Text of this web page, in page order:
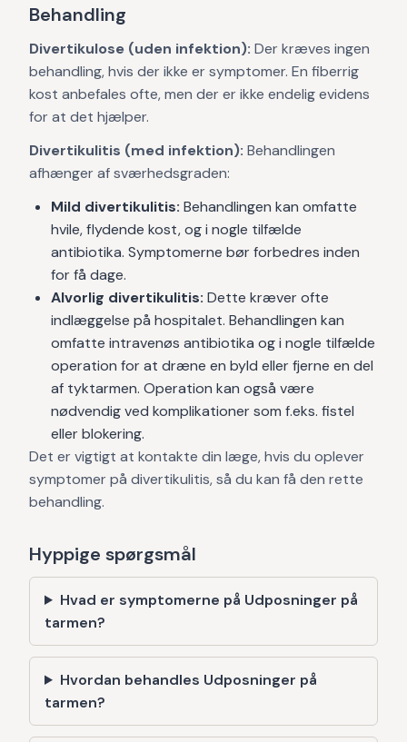
Behandling
Divertikulose (uden infektion): Der kræves ingen
behandling, hvis der ikke er symptomer. En fiberrig
kost anbefales ofte, men der er ikke endelig evidens
for at det hjælper.
Divertikulitis (med infektion): Behandlingen
afhænger af sværhedsgraden:
Mild divertikulitis: Behandlingen kan omfatte
hvile, flydende kost, og i nogle tilfælde
antibiotika. Symptomerne bør forbedres inden
for få dage.
Alvorlig divertikulitis: Dette kræver ofte
indlæggelse på hospitalet. Behandlingen kan
omfatte intravenøs antibiotika og i nogle tilfælde
operation for at dræne en byld eller fjerne en del
af tyktarmen. Operation kan også være
nødvendig ved komplikationer som f.eks. fistel
eller blokering.
Det er vigtigt at kontakte din læge, hvis du oplever
symptomer på divertikulitis, så du kan få den rette
behandling.
Hyppige spørgsmål
Hvad er symptomerne på Udposninger på
tarmen?
Hvordan behandles Udposninger på
tarmen?